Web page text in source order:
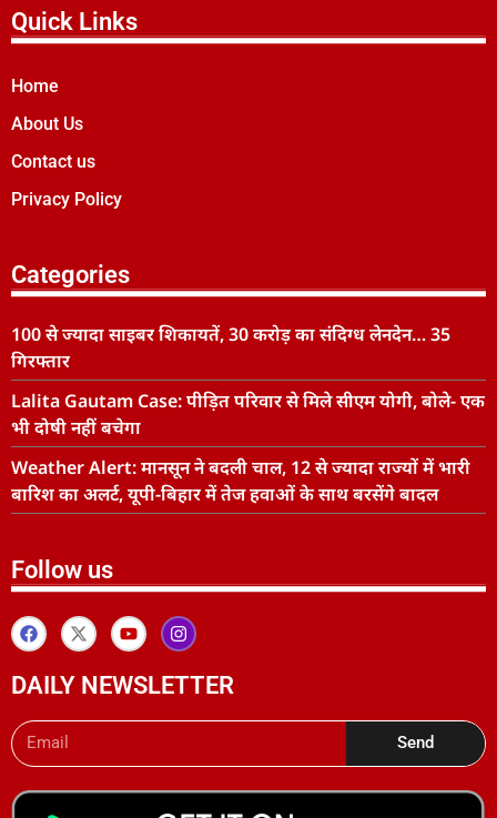
Quick Links
Home
About Us
Contact us
Privacy Policy
Categories
100 से ज्यादा साइबर शिकायतें, 30 करोड़ का संदिग्ध लेनदेन… 35
गिरफ्तार
Lalita Gautam Case: पीड़ित परिवार से मिले सीएम योगी, बोले- एक
भी दोषी नहीं बचेगा
Weather Alert: मानसून ने बदली चाल, 12 से ज्यादा राज्यों में भारी
बारिश का अलर्ट, यूपी-बिहार में तेज हवाओं के साथ बरसेंगे बादल
Follow us
DAILY NEWSLETTER
Send